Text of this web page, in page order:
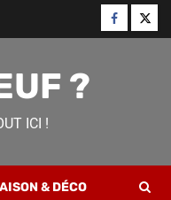
Facebook
?
ICI !
& DÉCO